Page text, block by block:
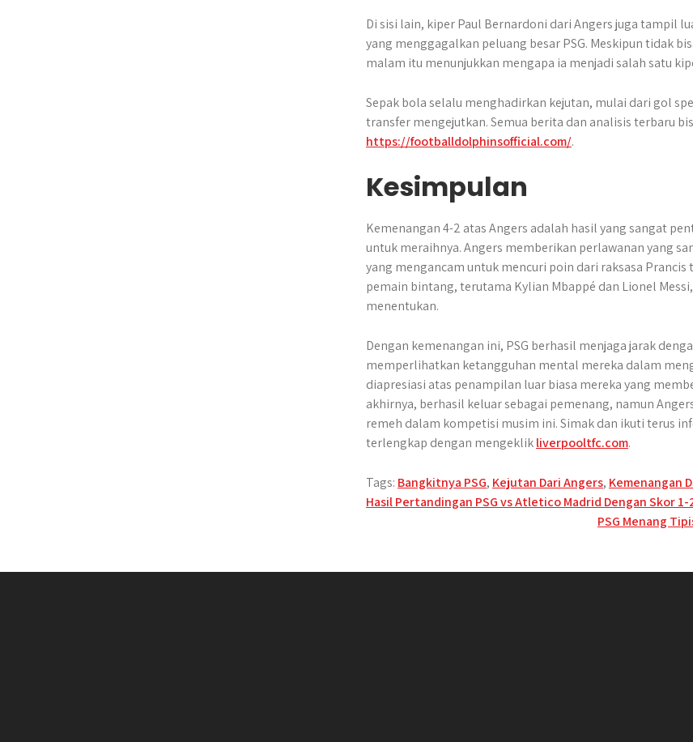
Di sisi lain, kiper Paul Bernardoni dari Angers juga tampil
yang menggagalkan peluang besar PSG. Meskipun tidak
malam itu menunjukkan mengapa ia menjadi salah satu
Sepak bola selalu menghadirkan kejutan, mulai dari gol
transfer mengejutkan. Semua berita dan analisis terbaru
https://footballdolphinsofficial.com/.
Kesimpulan
Kemenangan 4-2 atas Angers adalah hasil yang sangat
untuk meraihnya. Angers memberikan perlawanan yang
yang mengancam untuk mencuri poin dari raksasa
pemain bintang, terutama Kylian Mbappé dan Lionel
menentukan.
Dengan kemenangan ini, PSG berhasil menjaga jarak
memperlihatkan ketangguhan mental mereka dalam
diapresiasi atas penampilan luar biasa mereka yang
akhirnya, berhasil keluar sebagai pemenang, namun
remeh dalam kompetisi musim ini. Simak dan ikuti terus
terlengkap dengan mengeklikliverpooltfc.com.
Tags: Bangkitnya PSG, Kejutan Dari Angers, Kemenangan
Post
Hasil Pertandingan PSG vs Atletico Madrid Dengan Skor 1-
PSG Menang